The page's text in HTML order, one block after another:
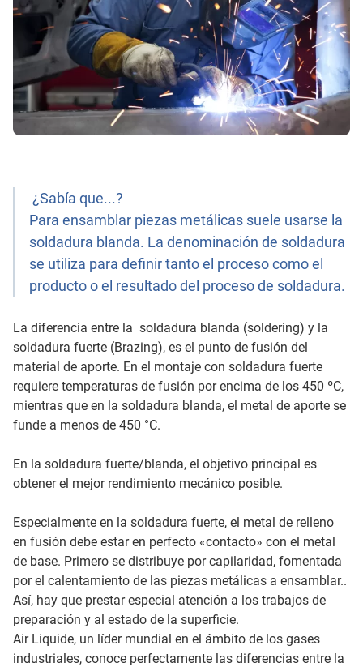
¿Sabía que...?
Para ensamblar piezas metálicas suele usarse la
soldadura blanda. La denominación de soldadura
se utiliza para definir tanto el proceso como el
producto o el resultado del proceso de soldadura.
La diferencia entre la soldadura blanda (soldering) y la
soldadura fuerte (Brazing), es el punto de fusión del
material de aporte. En el montaje con soldadura fuerte
requiere temperaturas de fusión por encima de los 450 ºC,
mientras que en la soldadura blanda, el metal de aporte se
funde a menos de 450 °C.
En la soldadura fuerte/blanda, el objetivo principal es
obtener el mejor rendimiento mecánico posible.
Especialmente en la soldadura fuerte, el metal de relleno
en fusión debe estar en perfecto «contacto» con el metal
de base. Primero se distribuye por capilaridad, fomentada
por el calentamiento de las piezas metálicas a ensamblar..
Así, hay que prestar especial atención a los trabajos de
preparación y al estado de la superficie.
Air Liquide, un líder mundial en el ámbito de los gases
industriales, conoce perfectamente las diferencias entre la